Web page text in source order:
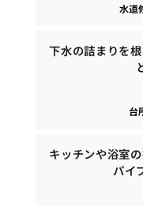
水道
下水の詰まりを
台
キッチンや浴室
パイ